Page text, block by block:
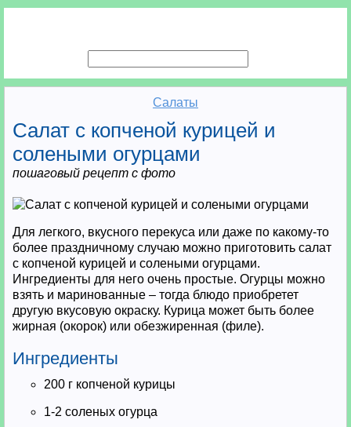
Салаты
Салат с копченой курицей и
солеными огурцами
пошаговый рецепт с фото
Для легкого, вкусного перекуса или даже по какому-то
более праздничному случаю можно приготовить салат
с копченой курицей и солеными огурцами.
Ингредиенты для него очень простые. Огурцы можно
взять и маринованные – тогда блюдо приобретет
другую вкусовую окраску. Курица может быть более
жирная (окорок) или обезжиренная (филе).
Ингредиенты
200 г копченой курицы
1-2 соленых огурца